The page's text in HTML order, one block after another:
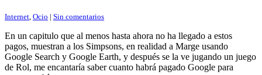
Internet, Ocio | Sin comentarios
En un capitulo que al menos hasta ahora no ha llegado a estos
pagos, muestran a los Simpsons, en realidad a Marge usando
Google Search y Google Earth, y después se la ve jugando un juego
de Rol, me encantaría saber cuanto habrá pagado Google para